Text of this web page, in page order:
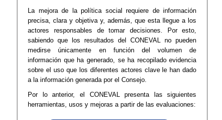
La mejora de la política social requiere de información
precisa, clara y objetiva y, además, que esta llegue a los
actores responsables de tomar decisiones. Por esto,
sabiendo que los resultados del CONEVAL no pueden
medirse únicamente en función del volumen de
información que ha generado, se ha recopilado evidencia
sobre el uso que los diferentes actores clave le han dado
a la información generada por el Consejo.
Por lo anterior, el CONEVAL presenta las siguientes
herramientas, usos y mejoras a partir de las evaluaciones: